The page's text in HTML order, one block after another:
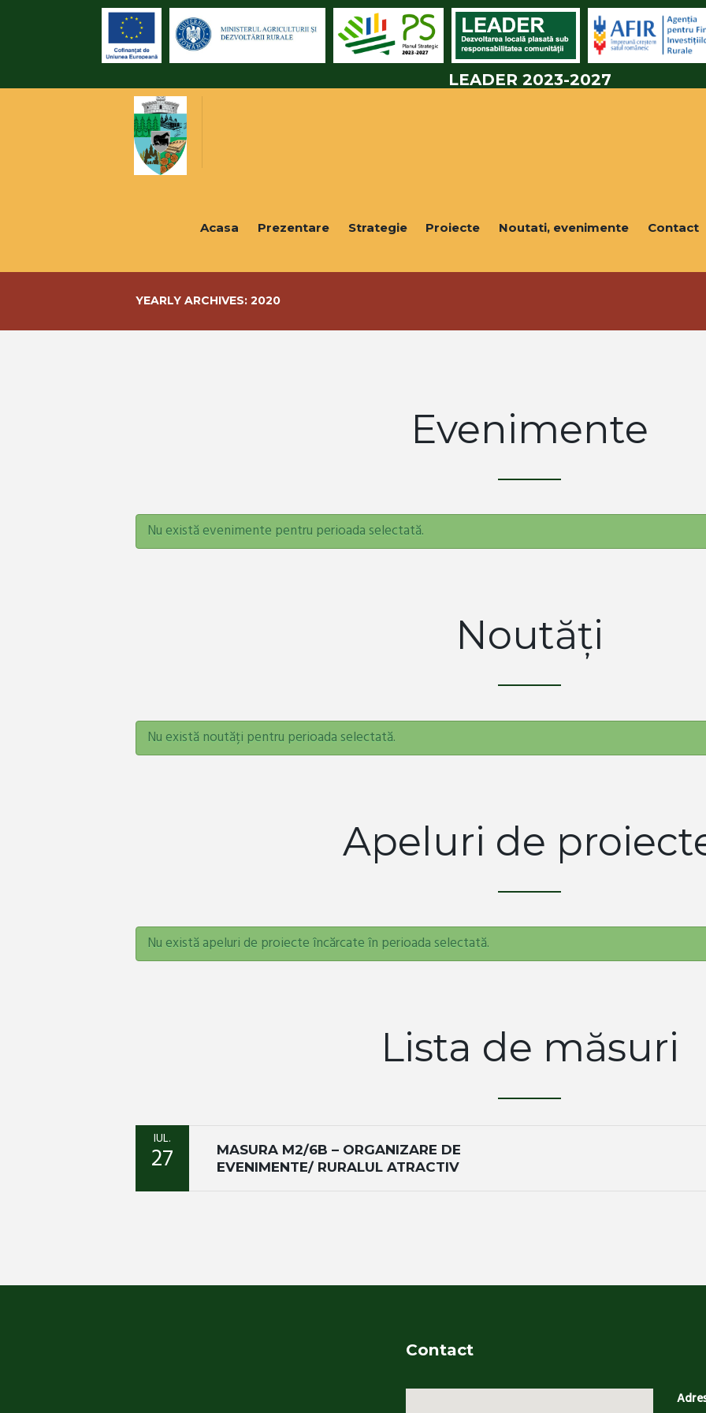
LEADER 2023-2027
Acasa Prezentare Strategie Proiecte Noutati, evenimente Contact
YEARLY ARCHIVES: 2020
Evenimente
Nu există evenimente pentru perioada selectată.
Noutăți
Nu există noutăți pentru perioada selectată.
Apeluri de
Nu există apeluri de proiecte încărcate în perioada selectată.
Lista de măsuri
IUL.
27
MASURA M2/6B – ORGANIZARE DE
EVENIMENTE/ RURALUL ATRACTIV
Contact